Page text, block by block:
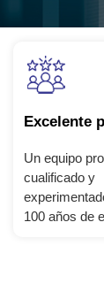
Excelente
Un equipo
cualificado y
100 años de